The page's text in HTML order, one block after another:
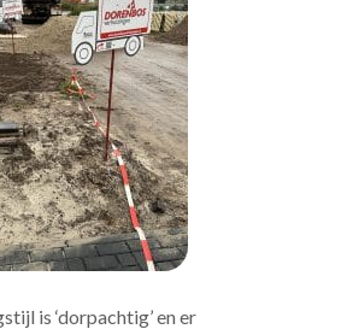
is ‘dorpachtig’ en er